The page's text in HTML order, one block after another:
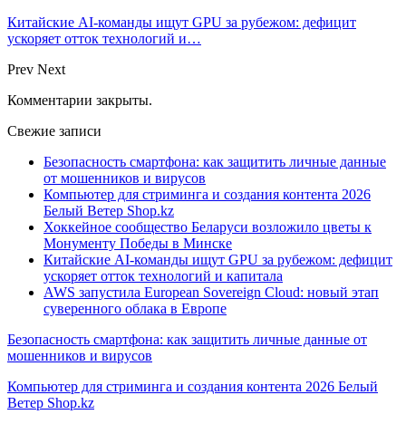
Китайские AI-команды ищут GPU за рубежом: дефицит
ускоряет отток технологий и…
Prev Next
Комментарии закрыты.
Свежие записи
Безопасность смартфона: как защитить личные данные
от мошенников и вирусов
Компьютер для стриминга и создания контента 2026
Белый Ветер Shop.kz
Хоккейное сообщество Беларуси возложило цветы к
Монументу Победы в Минске
Китайские AI-команды ищут GPU за рубежом: дефицит
ускоряет отток технологий и капитала
AWS запустила European Sovereign Cloud: новый этап
суверенного облака в Европе
Безопасность смартфона: как защитить личные данные от
мошенников и вирусов
Компьютер для стриминга и создания контента 2026 Белый
Ветер Shop.kz